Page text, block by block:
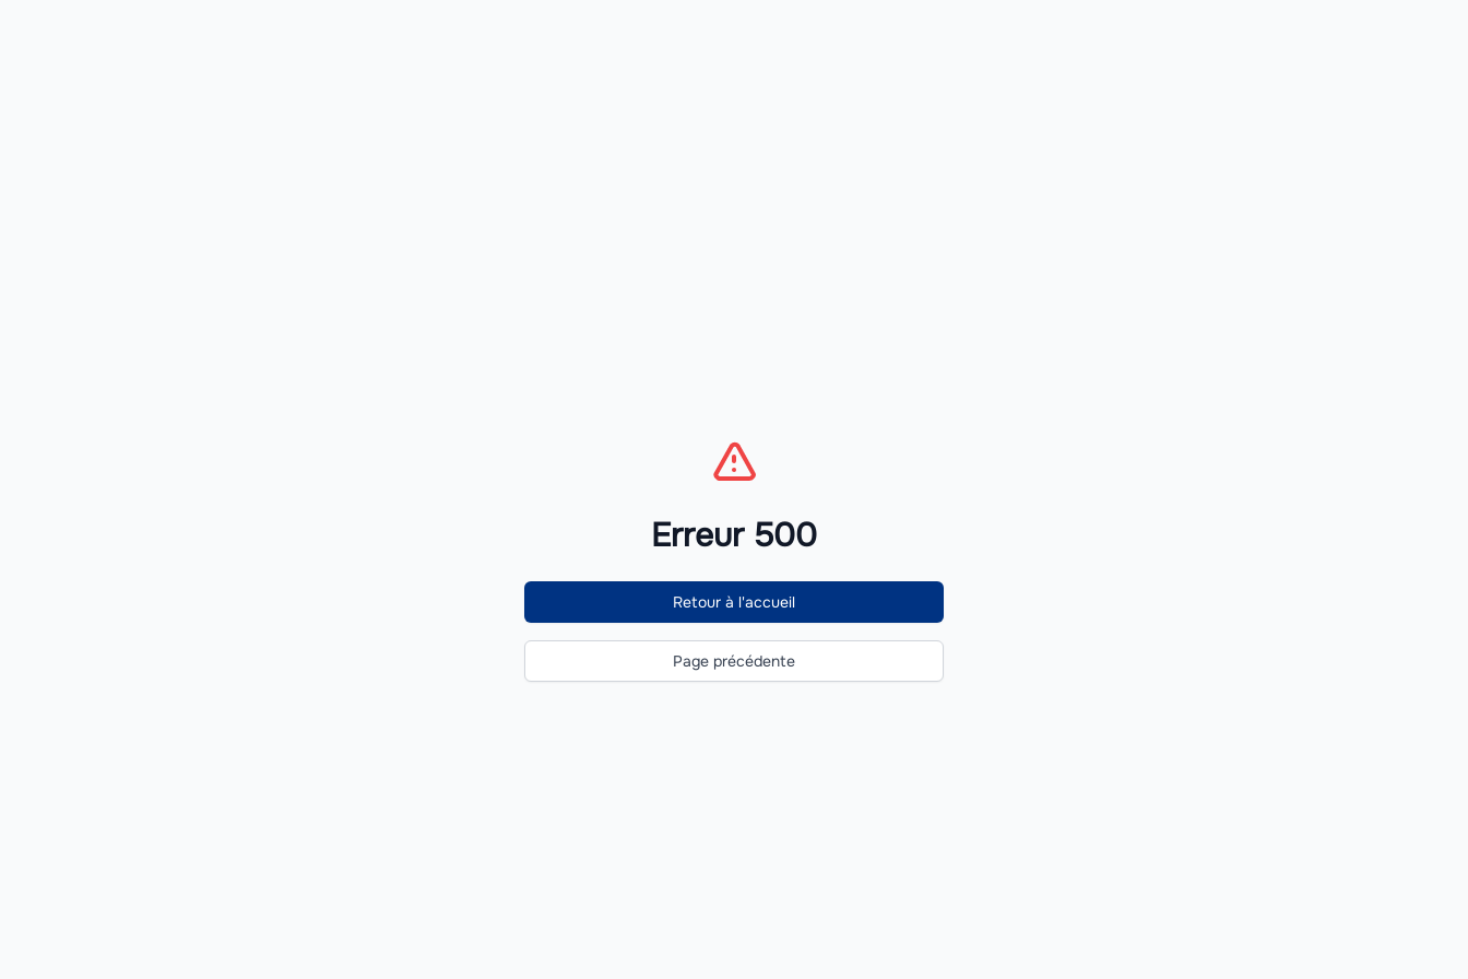
Erreur 500
Retour à l'accueil
Page précédente